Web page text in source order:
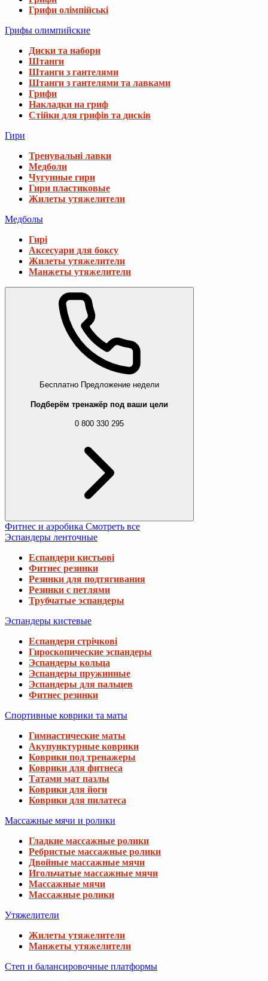
Грифи олімпійські
Грифы олимпийские
Диски та набори
Штанги
Штанги з гантелями
Штанги з гантелями та лавками
Грифи
Накладки на гриф
Стійки для грифів та дисків
Гири
Тренувальні лавки
Медболи
Чугунные гири
Гири пластиковые
Жилеты утяжелители
Медболы
Гирі
Аксесуари для боксу
Жилеты утяжелители
Манжеты утяжелители
Бесплатно Предложение недели
Подберём тренажёр под ваши цели
0 800 330 295
Фитнес и аэробика Смотреть все
Эспандеры ленточные
Еспандери кистьові
Фитнес резинки
Резинки для подтягивания
Резинки с петлями
Трубчатые эспандеры
Эспандеры кистевые
Еспандери стрічкові
Гироскопические эспандеры
Эспандеры кольца
Эспандеры пружинные
Эспандеры для пальцев
Фитнес резинки
Спортивные коврики та маты
Гимнастические маты
Акупунктурные коврики
Коврики под тренажеры
Коврики для фитнеса
Татами мат пазлы
Коврики для йоги
Коврики для пилатеса
Массажные мячи и ролики
Гладкие массажные ролики
Ребристые массажные ролики
Двойные массажные мячи
Игольчатые массажные мячи
Массажные мячи
Массажные ролики
Утяжелители
Жилеты утяжелители
Манжеты утяжелители
Степ и балансировочные платформы